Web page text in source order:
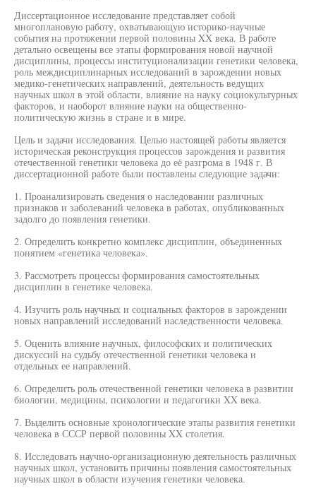
Диссертационное исследование представляет собой
многоплановую работу, охватывающую историко-научные
события на протяжении первой половины XX века. В работе
детально освещены все этапы формирования новой научной
дисциплины, процессы институционализации генетики человека,
роль междисциплинарных исследований в зарождении новых
медико-генетических направлений, деятельность ведущих
научных школ в этой области, влияние на науку социокультурных
факторов, и наоборот влияние науки на общественно-
политическую жизнь в стране и в мире.
Цель и задачи исследования. Целью настоящей работы является
историческая реконструкция процессов зарождения и развития
отечественной генетики человека до её разгрома в 1948 г. В
диссертационной работе были поставлены следующие задачи:
1. Проанализировать сведения о наследовании различных
признаков и заболеваний человека в работах, опубликованных
задолго до появления генетики.
2. Определить конкретно комплекс дисциплин, объединенных
понятием «генетика человека».
3. Рассмотреть процессы формирования самостоятельных
дисциплин в генетике человека.
4. Изучить роль научных и социальных факторов в зарождении
новых направлений исследований наследственности человека.
5. Оценить влияние научных, философских и политических
дискуссий на судьбу отечественной генетики человека и
отдельных ее направлений.
6. Определить роль отечественной генетики человека в развитии
биологии, медицины, психологии и педагогики XX века.
7. Выделить основные хронологические этапы развития генетики
человека в СССР первой половины XX столетия.
8. Исследовать научно-организационную деятельность различных
научных школ, установить причины появления самостоятельных
научных школ в области изучения генетики человека.